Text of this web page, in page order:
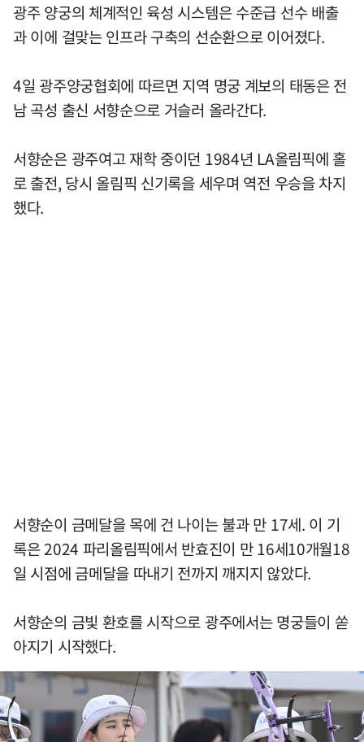
광주 양궁의 체계적인 육성 시스템은 수준급 선수 배출
과 이에 걸맞는 인프라 구축의 선순환으로 이어졌다.
4일 광주양궁협회에 따르면 지역 명궁 계보의 태동은 전
남 곡성 출신 서향순으로 거슬러 올라간다.
서향순은 광주여고 재학 중이던 1984년 LA올림픽에 홀
로 출전, 당시 올림픽 신기록을 세우며 역전 우승을 차지
했다.
서향순이 금메달을 목에 건 나이는 불과 만 17세. 이 기
록은 2024 파리올림픽에서 반효진이 만 16세10개월18
일 시점에 금메달을 따내기 전까지 깨지지 않았다.
서향순의 금빛 환호를 시작으로 광주에서는 명궁들이 쏟
아지기 시작했다.